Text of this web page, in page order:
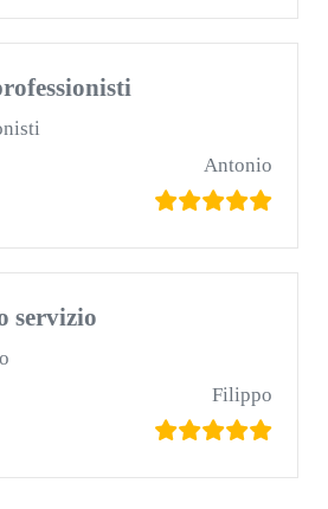
Antonio
servizio
Filippo